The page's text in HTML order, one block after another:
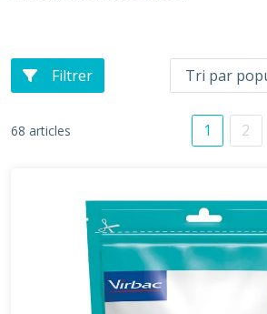
Filtrer
68 articles 1 2